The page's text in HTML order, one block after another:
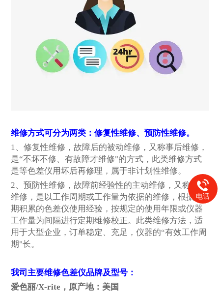
维修方式可分为两类：修复性维修、预防性维修。
1、修复性维修，故障后的被动维修，又称事后维修，
是“不坏不修、有故障才维修"的方式，此类维修方式
是等色差仪用坏后再修理，属于非计划性维修。
2、预防性维修，故障前经验性的主动维修，又称计划
维修，是以工作周期或工作量为依据的维修，根据长
期积累的色差仪使用经验，按规定的使用年限或仪器
工作量为间隔进行定期维修校正。此类维修方法，适
用于大型企业，订单稳定、充足，仪器的“有效工作周
期"长。
我司主要维修色差仪品牌及型号：
爱色丽/X-rite，原产地：美国
电话